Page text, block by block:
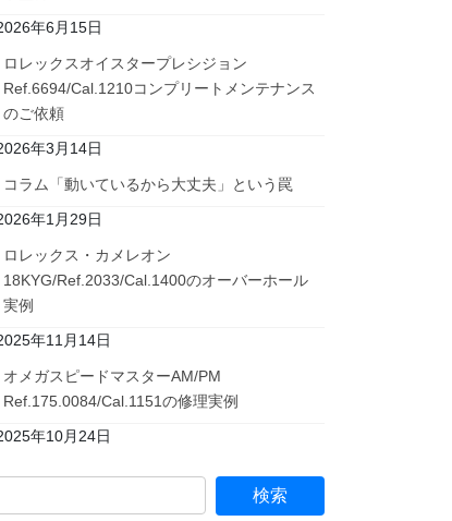
年6月15日
ロレックスオイスタープレシジョン
Ref.6694/Cal.1210コンプリートメンテナンス
のご依頼
年3月14日
コラム「動いているから大丈夫」という罠
年1月29日
ロレックス・カメレオン
18KYG/Ref.2033/Cal.1400のオーバーホール
実例
年11月14日
オメガスピードマスターAM/PM
Ref.175.0084/Cal.1151の修理実例
年10月24日